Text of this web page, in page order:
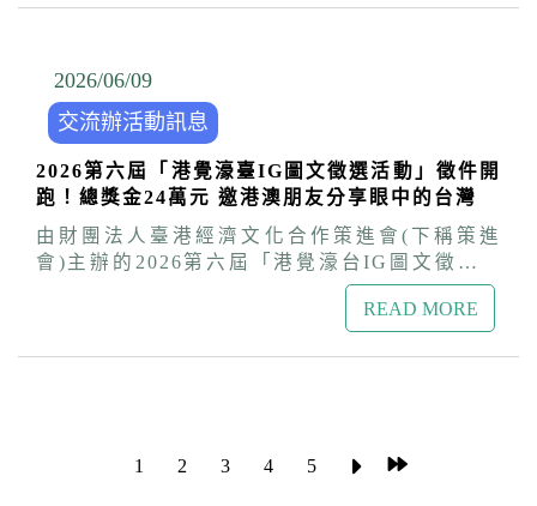
等特色料理。 身兼南台灣觀光產業聯盟召集人的
策進會經合會委員林富男，也特別向香港團員推
薦墾丁龍鑾潭、屏菸1963文化基地、高雄駁二特
區及亞洲新灣區等，認為屏東充滿自然景色與人
情溫度，而高雄觀光結合科技、創新與生活，非
常適合港人來台深度體驗，一來再來。
且具啟發性的生命經驗，亦曾獲邀在電視節目
「只要願意學習、願意付出，每個人都能在不同
的土地上綻放自己獨特的光。」 陸委會參事楚恆
惠表示，港澳人士移居台灣後，除在經濟與文化
領域展現多元發展外，也逐步在地方創生、文化
傳承及社區關懷等面向發揮影響力，展現對台灣
這片土地的熱愛。策進會將配合陸委會持續走訪
各地，訪視港澳朋友，並辦理關懷港澳居民來台
居留定居座談會、台適生活講座與IG圖文徵選、
健行淨山、足球賽、好友港節市集等各式活動，
打造台港澳多元共融的生活環境，協助港澳朋友
定居及生活適應更加順利，在台安居樂業。
入溫暖能量。 香港新住民阿言運動相關學系畢業
後，選擇留台投入健身產業，與友人共同創立運
動工作室，提供私人教練、銀髮肌力訓練及團體
課程等服務。阿言相信運動能帶來健康與正向力
量，鑑於銀髮人口比例增加，她持續精進專業能
力，希望幫助更多長者關注健康，提升生活品
質，並建議銀髮族除了走路外，也能適當訓練肌
力，避免滑倒受傷。隨著學員增加，他們於3年後
擴大場館規模，提供更完善寬廣的運動空間。 楚
恆惠表示，台灣是尊重多元文化、充滿人情味的
社會，政府歡迎港澳朋友來台發展，也樂見港澳
新住民運用自身專長投入各行各業，展現多元活
2026/06/09
交流辦活動訊息
2026第六屆「港覺濠臺IG圖文徵選活動」徵件開
跑！總獎金24萬元 邀港澳朋友分享眼中的台灣
由財團法人臺港經濟文化合作策進會(下稱策進
會)主辦的2026第六屆「港覺濠台IG圖文徵選活
動」，即日起至10月31日開放徵件。以「拍出你
眼中的台灣」為主題，邀請港澳朋友透過
進會秘書長盧長水表示，「港覺濠臺IG圖文徵選
READ MORE
1 2 3 4 5